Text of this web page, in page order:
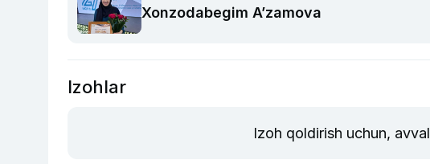
Xonzodabegim A’zamova
Izohlar
Izoh qoldirish uchun, avval